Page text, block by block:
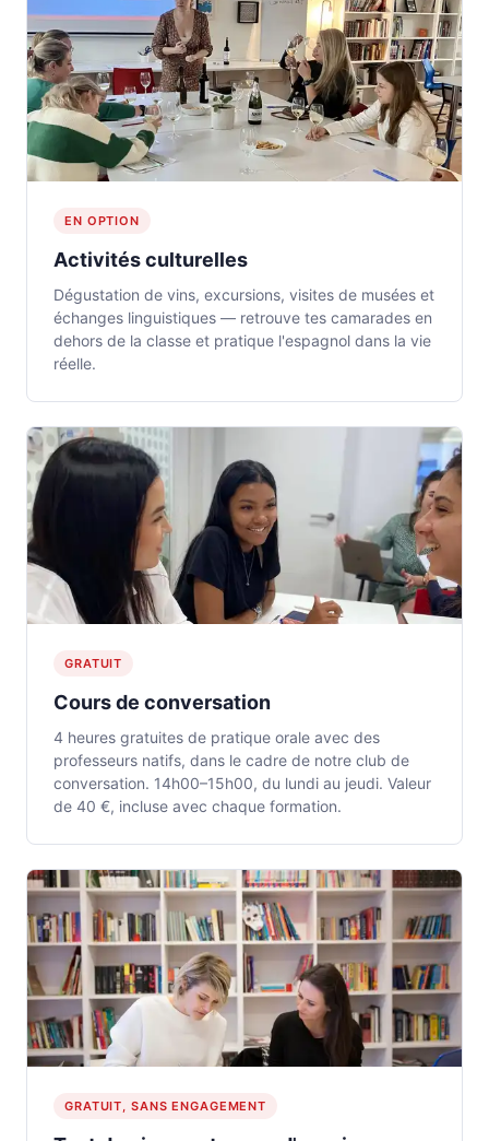
EN OPTION
Activités culturelles
Dégustation de vins, excursions, visites de musées et
échanges linguistiques — retrouve tes camarades en
dehors de la classe et pratique l'espagnol dans la vie
réelle.
GRATUIT
Cours de conversation
4 heures gratuites de pratique orale avec des
professeurs natifs, dans le cadre de notre club de
conversation. 14h00–15h00, du lundi au jeudi. Valeur
de 40 €, incluse avec chaque formation.
GRATUIT, SANS ENGAGEMENT